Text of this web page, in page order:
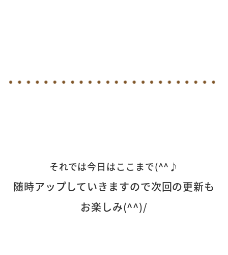
それでは今日はここまで(^^♪
随時アップしていきますので次回の更新も
お楽しみ(^^)/